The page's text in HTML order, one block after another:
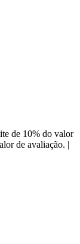
de 10% do valor
de avaliação. |